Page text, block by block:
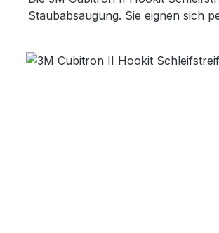
Staubabsaugung. Sie eignen sich
Bildergalerie überspringen